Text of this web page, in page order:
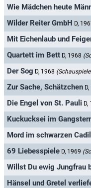
Wie Mädchen heute
Wilder Reiter GmbH D,
Mit Eichenlaub und
Quartett im Bett D, 1968
Der Sog D, 1968
Zur Sache, Schätzchen
Die Engel von St. Pauli D,
Kuckucksei im
Mord im schwarzen
69 Liebesspiele D, 1969
Willst Du ewig Jungfrau
Hänsel und Gretel